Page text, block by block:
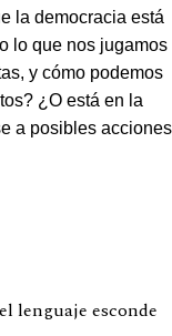
la democracia está
lo que nos jugamos
y cómo podemos
¿O está en la
a posibles acciones
lenguaje esconde